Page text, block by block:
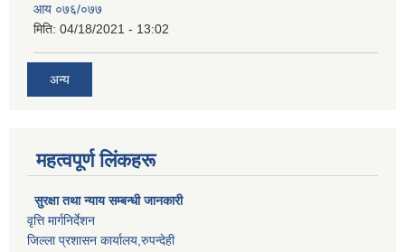
आय ०७६/०७७
मिति: 04/18/2021 - 13:02
अन्य
महत्वपूर्ण लिंकहरू
सुरक्षा तथा न्याय सम्बन्धी जानकारी
वृत्ति मार्गनिर्देशन
जिल्ला प्रशासन कार्यालय,रुपन्देही